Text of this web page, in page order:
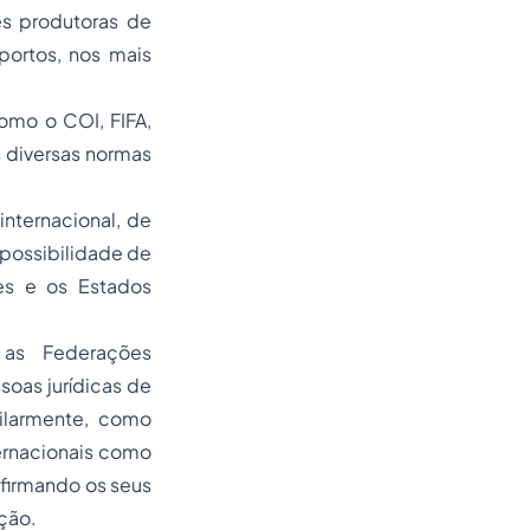
produtoras de
nos mais
o COI, FIFA,
normas
de
de
e os Estados
Federações
jurídicas de
como
como
os seus